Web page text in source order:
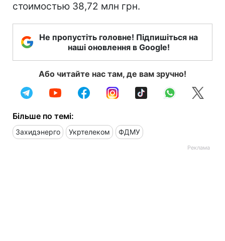
стоимостью 38,72 млн грн.
Не пропустіть головне! Підпишіться на
наші оновлення в Google!
Або читайте нас там, де вам зручно!
Більше по темі:
Захидэнерго Укртелеком ФДМУ